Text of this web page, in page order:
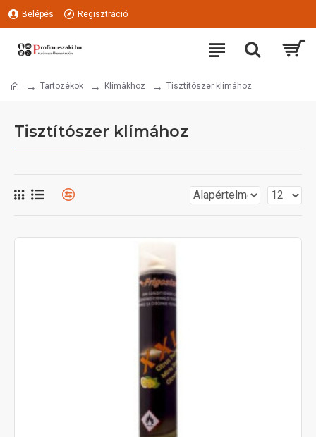
Belépés Regisztráció
Tartozékok Klímákhoz Tisztítószer klímához
Tisztítószer klímához